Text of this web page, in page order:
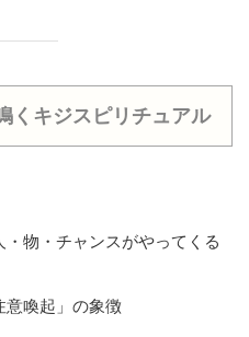
くキジスピリチュアル
・物・チャンスがやってくる
意喚起」の象徴